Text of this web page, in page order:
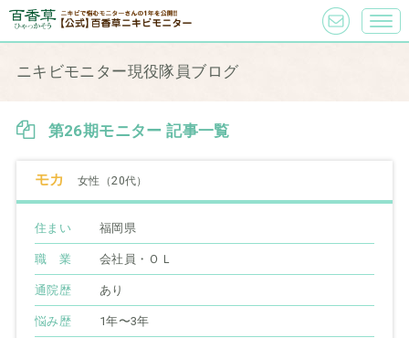
ニキビモニター現役隊員ブログ
第26期モニター 記事一覧
モカ 女性（20代）
住まい 福岡県
職 業 会社員・ＯＬ
通院歴 あり
悩み歴 1年〜3年